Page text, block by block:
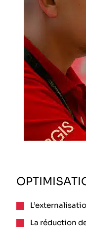
La réduction